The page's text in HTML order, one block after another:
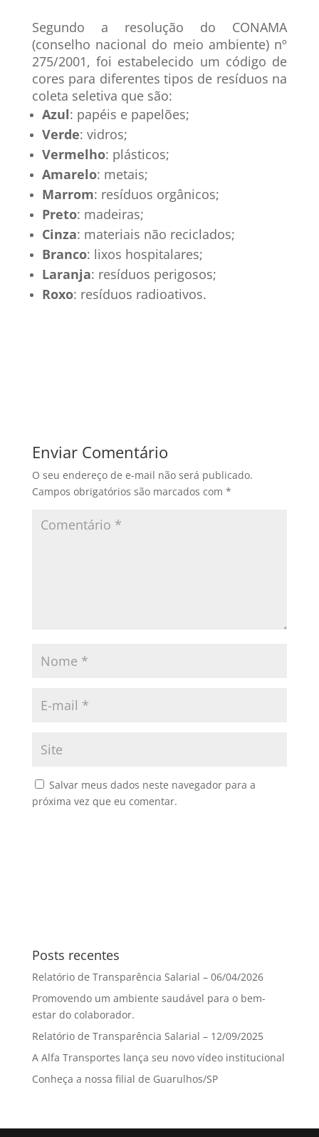
Segundo a resolução do CONAMA
(conselho nacional do meio ambiente) nº
275/2001, foi estabelecido um código de
cores para diferentes tipos de resíduos na
coleta seletiva que são:
Azul: papéis e papelões;
Verde: vidros;
Vermelho: plásticos;
Amarelo: metais;
Marrom: resíduos orgânicos;
Preto: madeiras;
Cinza: materiais não reciclados;
Branco: lixos hospitalares;
Laranja: resíduos perigosos;
Roxo: resíduos radioativos.
Enviar Comentário
O seu endereço de e-mail não será publicado.
Campos obrigatórios são marcados com *
Salvar meus dados neste navegador para a
próxima vez que eu comentar.
Posts recentes
Relatório de Transparência Salarial – 06/04/2026
Promovendo um ambiente saudável para o bem-
estar do colaborador.
Relatório de Transparência Salarial – 12/09/2025
A Alfa Transportes lança seu novo vídeo institucional
Conheça a nossa filial de Guarulhos/SP